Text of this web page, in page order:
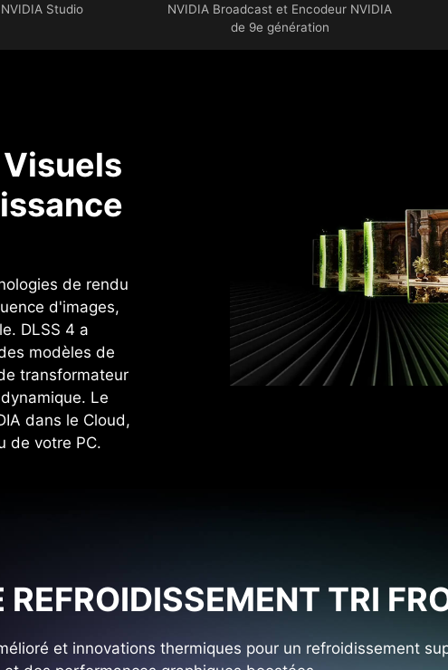
NVIDIA Studio
NVIDIA Broadcast et Encodeur NVIDIA
de 9e génération
de rendu
d'images,
DLSS 4 a
modèles de
transformateur
Le
dans le Cloud,
de votre PC.
TRI
et innovations thermiques pour un refroidissement